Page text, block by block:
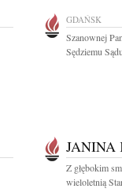
GDAŃSK
Szanownej
Sędziemu
JANINA
Z głębokim
wieloletnią